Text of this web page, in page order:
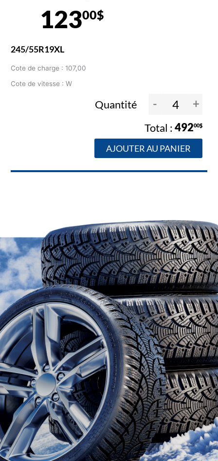
12300$
245/55R19XL
Cote de charge : 107,00
Cote de vitesse : W
Quantité - +
49200$
AJOUTER AU PANIER